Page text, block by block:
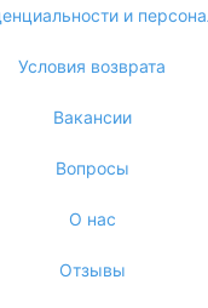
и
Условия возврата
Вакансии
Вопросы
О нас
Отзывы